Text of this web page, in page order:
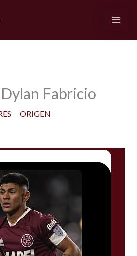
Fabricio
ORIGEN